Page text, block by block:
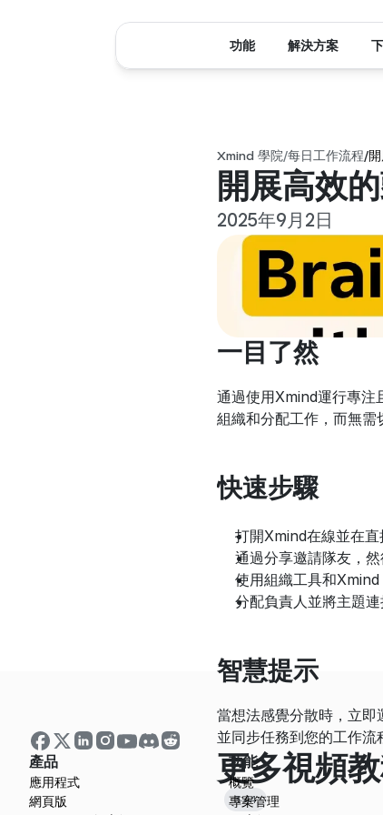
Xmind 學院/每日工作流程/
開展高效
2025年9月2日
一目了然
通過使用Xmind運行專注
組織和分配工作，而無需
快速步驟
打開Xmind在線並在直
通過分享邀請隊友，
使用組織工具和Xmind
分配負責人並將主題
智慧提示
當想法感覺分散時，立
並同步任務到您的工作流
更多視頻
3:44
產品
應用程式
網頁版
功能
概覽
專案管理
功能 解決方案